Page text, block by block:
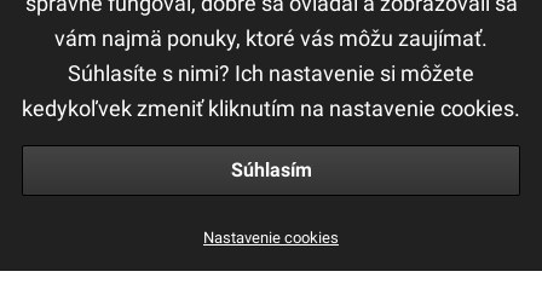
F.A.Q
Ochrana osobných údajov
Obchodné a reklamačné podmienky
vám najmä ponuky, ktoré vás môžu zaujímať.
Súhlasíte s nimi? Ich nastavenie si môžete
kedykoľvek zmeniť kliknutím na nastavenie cookies.
Súhlasím
Nastavenie cookies